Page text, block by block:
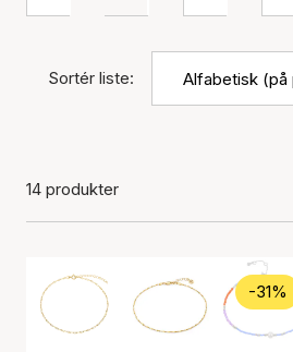
Sortér liste:
14 produkter
-31%